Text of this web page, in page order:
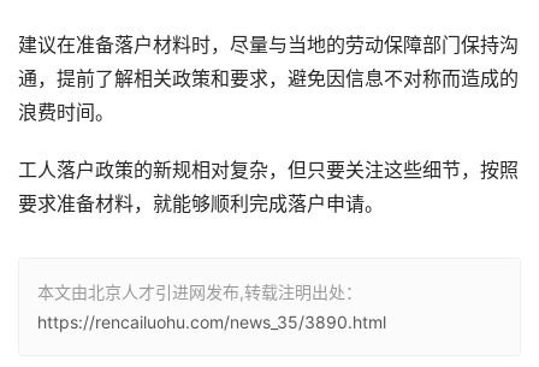
建议在准备落户材料时，尽量与当地的劳动保障部门保持沟
通，提前了解相关政策和要求，避免因信息不对称而造成的
浪费时间。
工人落户政策的新规相对复杂，但只要关注这些细节，按照
要求准备材料，就能够顺利完成落户申请。
本文由北京人才引进网发布,转载注明出处：
https://rencailuohu.com/news_35/3890.html